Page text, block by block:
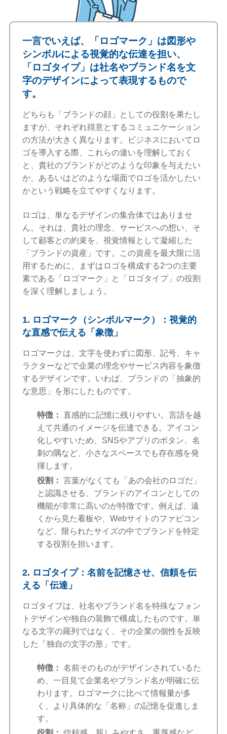
一言でいえば、「ロゴマーク」は図形や
シンボルによる視覚的な伝達を担い、
「ロゴタイプ」は社名やブランド名を文
字のデザインによって表現するもので
す。
どちらも「ブランドの顔」としての役割を果たし
ますが、それぞれ得意とするコミュニケーション
の方法が大きく異なります。ビジネスにおいてロ
ゴを導入する際、これらの違いを理解しておく
と、貴社のブランドがどのような印象を与えたい
か、あるいはどのような場面でロゴを活かしたい
かという戦略を立てやすくなります。
ロゴは、単なるデザインの集合体ではありませ
ん。それは、貴社の理念、サービスへの想い、そ
して顧客との約束を、視覚情報として凝縮した
「ブランドの資産」です。この資産を最大限に活
用するために、まずはロゴを構成する2つの主要
素である「ロゴマーク」と「ロゴタイプ」の役割
を深く理解しましょう。
1. ロゴマーク（シンボルマーク）：視覚的
な直感で伝える「象徴」
ロゴマークは、文字を使わずに図形、記号、キャ
ラクターなどで企業の理念やサービス内容を象徴
するデザインです。いわば、ブランドの「抽象的
な意思」を形にしたものです。
特徴：
直感的に記憶に残りやすい。言語を越
えて共通のイメージを伝達できる。アイコン
化しやすいため、SNSやアプリのボタン、名
刺の隅など、小さなスペースでも存在感を発
揮します。
役割： 言葉がなくても「あの会社のロゴだ」
と認識させる、ブランドのアイコンとしての
機能が非常に高いのが特徴です。例えば、遠
くから見た看板や、Webサイトのファビコン
など、限られたサイズの中でブランドを特定
する役割を担います。
2. ロゴタイプ：名前を記憶させ、信頼を伝
える「伝達」
ロゴタイプは、社名やブランド名を特殊なフォン
トデザインや独自の装飾で構成したものです。単
なる文字の羅列ではなく、その企業の個性を反映
した「独自の文字の形」です。
特徴： 名前そのものがデザインされているた
め、一目見て企業名やブランド名が明確に伝
わります。ロゴマークに比べて情報量が多
く、より具体的な「名称」の記憶を促進しま
す。